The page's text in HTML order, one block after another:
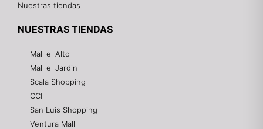
Nuestras tiendas
NUESTRAS TIENDAS
Mall el Alto
Mall el Jardin
Scala Shopping
CCI
San Luis Shopping
Ventura Mall